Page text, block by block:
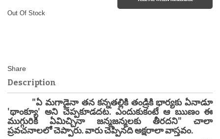
Out Of Stock
Description
"ఏ మగాడైనా తన కన్నతల్లికి తండ్రికి భార్యకు ఏనాడూ
'థాంక్యూ' అని చెప్పకూడదట. ఎందుకుకంటే ఆ ఋణం ఈ
ముగ్గురికి ఏమిచ్చినా జన్మజన్మలకు తీరదని" చాలా
ప్రవచనాలలో చెప్పారు. వారు చెప్పినది అక్షరాలా వాస్తవం.